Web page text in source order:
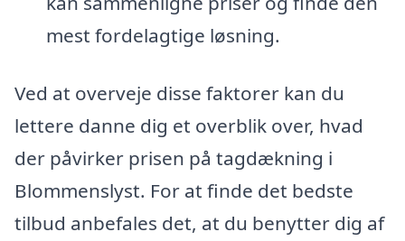
mest fordelagtige løsning.
Ved at overveje disse faktorer kan du
lettere danne dig et overblik over, hvad
der påvirker prisen på tagdækning i
Blommenslyst. For at finde det bedste
tilbud anbefales det, at du benytter dig af